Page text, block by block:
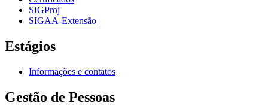
SIGProj
SIGAA-Extensão
Estágios
Informações e contatos
Gestão de Pessoas